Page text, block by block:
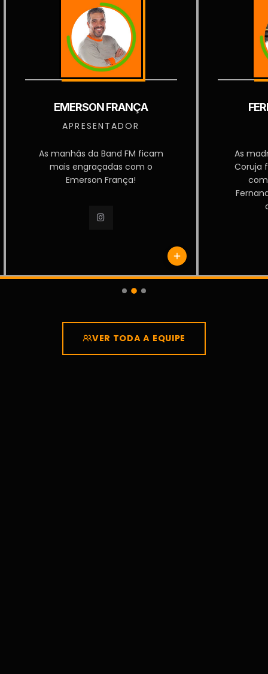
EMERSON FRANÇA
APRESENTADOR
As manhãs da Band FM ficam
mais engraçadas com o
Emerson França!
As
Coruja
VER TODA A EQUIPE